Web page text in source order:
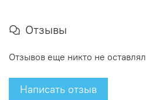
Отзывы
Отзывов еще никто не оставлял
Написать отзыв